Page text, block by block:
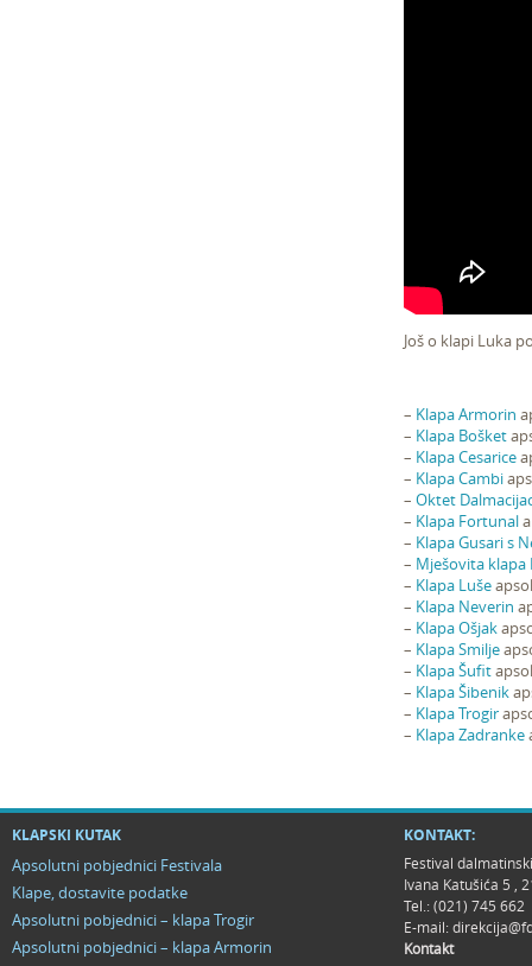
Još o klapi Luka
– Klapa Armorin
– Klapa Bošket
– Klapa Cesarice
– Klapa Cambi
– Oktet
– Klapa Fortunal
– Klapa Gusari s
– Mješovita klapa
– Klapa Luše
– Klapa Neverin
– Klapa Ošjak
– Klapa Smilje
– Klapa Šufit
– Klapa Šibenik
– Klapa Trogir
– Klapa Zadranke
KLAPSKI KUTAK
Apsolutni pobjednici Festivala
Klape, dostavite podatke
Apsolutni pobjednici – klapa Trogir
Apsolutni pobjednici – klapa Armorin
KONTAKT:
Festival
Ivana Katušića 5 ,
Tel.: (021) 745 662
E-mail:
Kontakt